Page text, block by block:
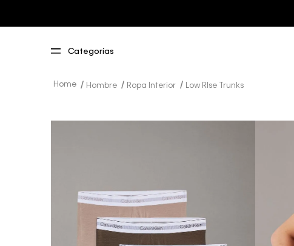
Hombre Ropa Interior Low RIse Trunks